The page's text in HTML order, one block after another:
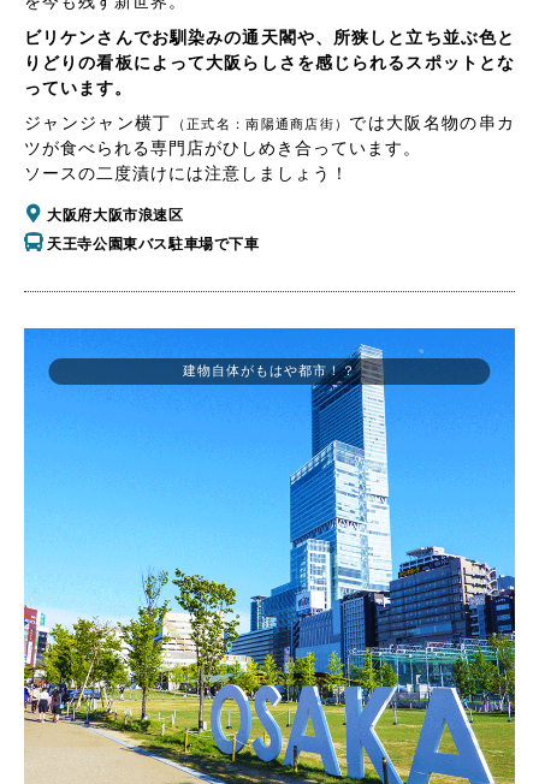
ビリケンさんでお馴染みの通天閣や、所狭しと立ち並ぶ色と
りどりの看板によって大阪らしさを感じられるスポットとな
っています。
ジャンジャン横丁
（正式名：南陽通商店街） では大阪名物の串カ
ツが食べられる専門店がひしめき合っています。
ソースの二度漬けには注意しましょう！
大阪府大阪市浪速区
天王寺公園東バス駐車場で下車
建物自体がもはや都市！？